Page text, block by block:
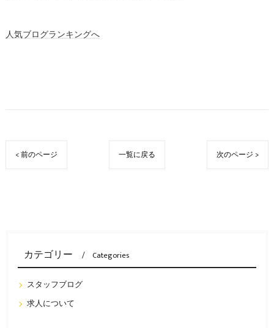
人気ブログランキングへ
< 前のページ 一覧に戻る 次のページ >
カテゴリー Categories
スタッフブログ
求人について